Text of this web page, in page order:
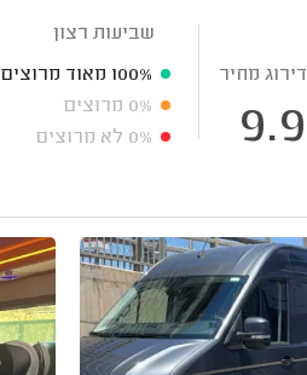
דירוג מחיר
9.9
שביעות רצון
100% מאוד מרוצים
0% מרוצים
0% לא מרוצים